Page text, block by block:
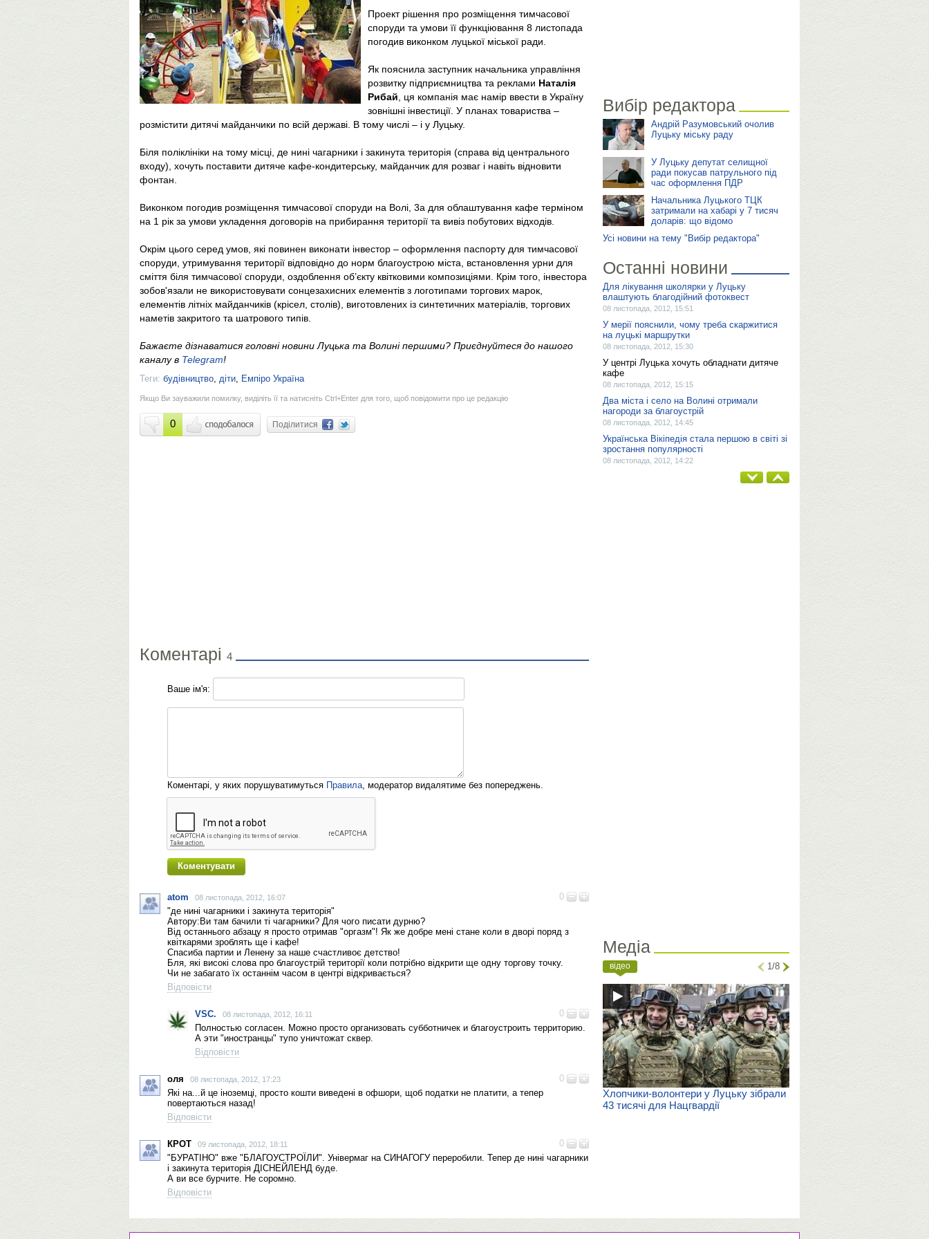
Проект рішення про розміщення тимчасової
споруди та умови її функціювання 8 листопада
погодив виконком луцької міської ради.
Як пояснила заступник начальника управління
розвитку підприємництва та реклами Наталія
Рибай , ця компанія має намір ввести в Україну
зовнішні інвестиції. У планах товариства –
розмістити дитячі майданчики по всій державі. В тому числі – і у Луцьку.
Біля поліклініки на тому місці, де нині чагарники і закинута територія (справа від центрального
входу), хочуть поставити дитяче кафе-кондитерську, майданчик для розваг і навіть відновити
фонтан.
Виконком погодив розміщення тимчасової споруди на Волі, 3а для облаштування кафе терміном
на 1 рік за умови укладення договорів на прибирання території та вивіз побутових відходів.
Окрім цього серед умов, які повинен виконати інвестор – оформлення паспорту для тимчасової
споруди, утримування території відповідно до норм благоустрою міста, встановлення урни для
сміття біля тимчасової споруди, оздоблення об’єкту квітковими композиціями. Крім того, інвестора
зобов'язали не використовувати сонцезахисних елементів з логотипами торгових марок,
елементів літніх майданчиків (крісел, столів), виготовлених із синтетичних матеріалів, торгових
наметів закритого та шатрового типів.
Бажаєте дізнаватися головні новини Луцька та Волині першими? Приєднуйтеся до нашого
каналу в Telegram!
Теги: будівництво, діти, Емпіро Україна
Якщо Ви зауважили помилку, виділіть її та натисніть Ctrl+Enter для того, щоб повідомити про це редакцію
0 Поділитися
Коментарі 4
Ваше ім'я:
Коментарі, у яких порушуватимуться Правила, модератор видалятиме без попереджень.
0
atom 08 листопада, 2012, 16:07
"де нині чагарники і закинута територія"
Автору:Ви там бачили ті чагарники? Для чого писати дурню?
Від останнього абзацу я просто отримав "оргазм"! Як же добре мені стане коли в дворі поряд з
квіткарями зроблять ще і кафе!
Спасиба партии и Ленену за наше счастливоє детство!
Бля, які високі слова про благоустрій території коли потрібно відкрити ще одну торгову точку.
Чи не забагато їх останнім часом в центрі відкривається?
Відповісти
0
VSC. 08 листопада, 2012, 16:11
Полностью согласен. Можно просто организовать субботничек и благоустроить территорию.
А эти "иностранцы" тупо уничтожат сквер.
Відповісти
0
оля 08 листопада, 2012, 17:23
Які на...й це іноземці, просто кошти виведені в офшори, щоб податки не платити, а тепер
повертаються назад!
Відповісти
0
КРОТ 09 листопада, 2012, 18:11
"БУРАТІНО" вже "БЛАГОУСТРОЇЛИ". Універмаг на СИНАГОГУ переробили. Тепер де нині чагарники
і закинута територія ДІСНЕЙЛЕНД буде.
А ви все бурчите. Не соромно.
Відповісти
Вибір редактора
Андрій Разумовський очолив
Луцьку міську раду
У Луцьку депутат селищної
ради покусав патрульного під
час оформлення ПДР
Начальника Луцького ТЦК
затримали на хабарі у 7 тисяч
доларів: що відомо
Усі новини на тему "Вибір редактора"
Останні новини
Для лікування школярки у Луцьку
влаштують благодійний фотоквест
08 листопада, 2012, 15:51
У мерії пояснили, чому треба скаржитися
на луцькі маршрутки
08 листопада, 2012, 15:30
У центрі Луцька хочуть обладнати дитяче
кафе
08 листопада, 2012, 15:15
Два міста і село на Волині отримали
нагороди за благоустрій
08 листопада, 2012, 14:45
Українська Вікіпедія стала першою в світі зі
зростання популярності
08 листопада, 2012, 14:22
Медіа
відео 1/8
Хлопчики-волонтери у Луцьку зібрали
43 тисячі для Нацгвардії